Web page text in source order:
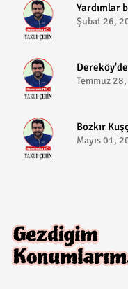
​Yardımlar
Şubat 26,
Temmuz
Bozkır
Mayıs 01,